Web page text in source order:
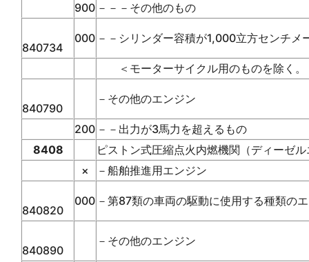
900 －－－その他のもの
840734
000 －－シリンダー容積が1,000立方センチメ
＜モーターサイクル用のものを除く。
840790
－その他のエンジン
200 －－出力が3馬力を超えるもの
8408
ピストン式圧縮点火内燃機関（ディーゼ
×
－船舶推進用エンジン
840820
000 －第87類の車両の駆動に使用する種類の
840890
－その他のエンジン